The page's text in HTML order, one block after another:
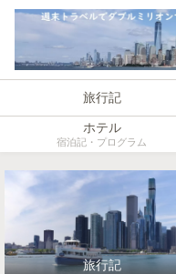
旅行記
ホテル
宿泊記・プログラム
旅行記